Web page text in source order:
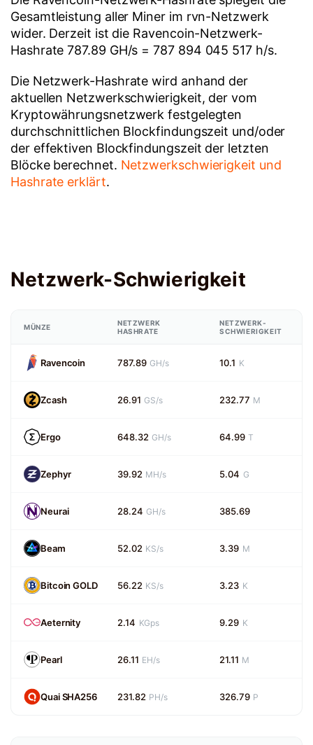
Gesamtleistung aller Miner im rvn-Netzwerk
wider. Derzeit ist die Ravencoin-Netzwerk-
Hashrate 787.89 GH/s = 787 894 045 517 h/s.
Die Netzwerk-Hashrate wird anhand der
aktuellen Netzwerkschwierigkeit, der vom
Kryptowährungsnetzwerk festgelegten
durchschnittlichen Blockfindungszeit und/oder
der effektiven Blockfindungszeit der letzten
Blöcke berechnet. Netzwerkschwierigkeit und
Hashrate erklärt.
Netzwerk-Schwierigkeit
MÜNZE
NETZWERK
HASHRATE
NETZWERK-
SCHWIERIGKEIT
Ravencoin 787.89 GH/s 10.1 K
Zcash 26.91 GS/s 232.77 M
Ergo 648.32 GH/s 64.99 T
Zephyr 39.92 MH/s 5.04 G
Neurai 28.24 GH/s 385.69
Beam 52.02 KS/s 3.39 M
Bitcoin GOLD 56.22 KS/s 3.23 K
Aeternity 2.14 KGps 9.29 K
Pearl 26.11 EH/s 21.11 M
Quai SHA256 231.82 PH/s 326.79 P